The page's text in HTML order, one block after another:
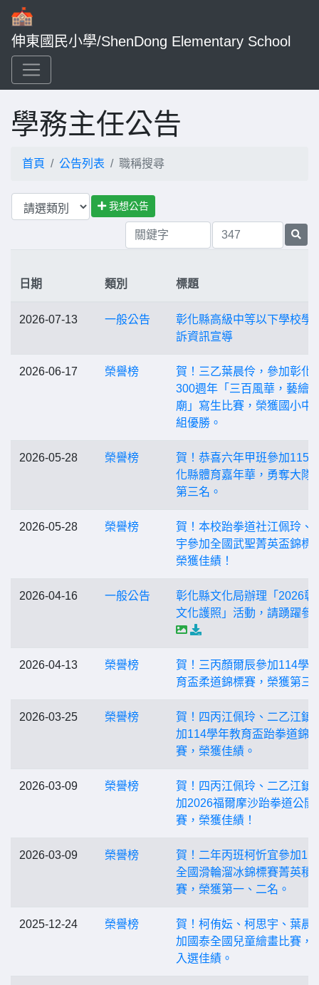
伸東國民小學/ShenDong Elementary School
學務主任公告
首頁 公告列表 職稱搜尋
我想公告
日期 類別 標題
2026-07-13 一般公告
彰化縣高級中等以下學校學
訴資訊宣導
2026-06-17 榮譽榜
賀！三乙葉晨伶，參加彰化
300週年「三百風華，藝繪
廟」寫生比賽，榮獲國小中
組優勝。
2026-05-28 榮譽榜
賀！恭喜六年甲班參加115
化縣體育嘉年華，勇奪大隊
第三名。
2026-05-28 榮譽榜
賀！本校跆拳道社江佩玲、
宇參加全國武聖菁英盃錦標
榮獲佳績！
2026-04-16 一般公告
彰化縣文化局辦理「2026彰
文化護照」活動，請踴躍參
2026-04-13 榮譽榜
賀！三丙顏爾辰參加114學
育盃柔道錦標賽，榮獲第三
2026-03-25 榮譽榜
賀！四丙江佩玲、二乙江鎮
加114學年教育盃跆拳道錦
賽，榮獲佳績。
2026-03-09 榮譽榜
賀！四丙江佩玲、二乙江鎮
加2026福爾摩沙跆拳道公開
賽，榮獲佳績！
2026-03-09 榮譽榜
賀！二年丙班柯忻宜參加
全國滑輪溜冰錦標賽菁英積
賽，榮獲第一、二名。
2025-12-24 榮譽榜
賀！柯侑妘、柯思宇、葉晨
加國泰全國兒童繪畫比賽，
入選佳績。